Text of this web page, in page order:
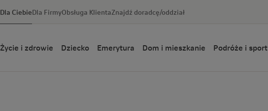
Dla CiebieDla FirmyObsługa KlientaZnajdź doradcę/oddział
Życie i zdrowie Dziecko Emerytura Dom i mieszkanie Podróże i sport